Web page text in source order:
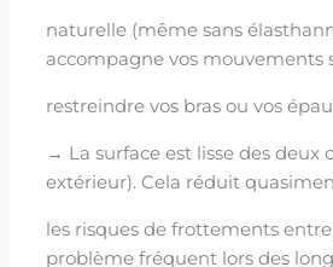
naturelle (même sans
accompagne vos mouvements
restreindre vos bras ou vos
→ La surface est lisse des deux
extérieur). Cela réduit
les risques de frottements
problème fréquent lors des